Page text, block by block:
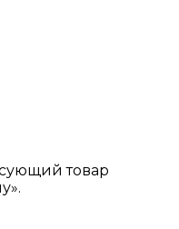
товар